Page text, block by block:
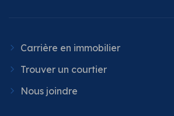
Carrière en immobilier
Trouver un courtier
Nous joindre